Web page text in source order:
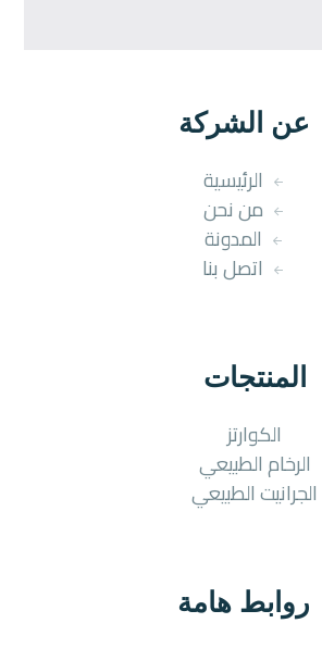
عن الشركة
الرئيسية
من نحن
المدونة
اتصل بنا
المنتجات
الكوارتز
الرخام الطبيعي
الجرانيت الطبيعي
روابط هامة